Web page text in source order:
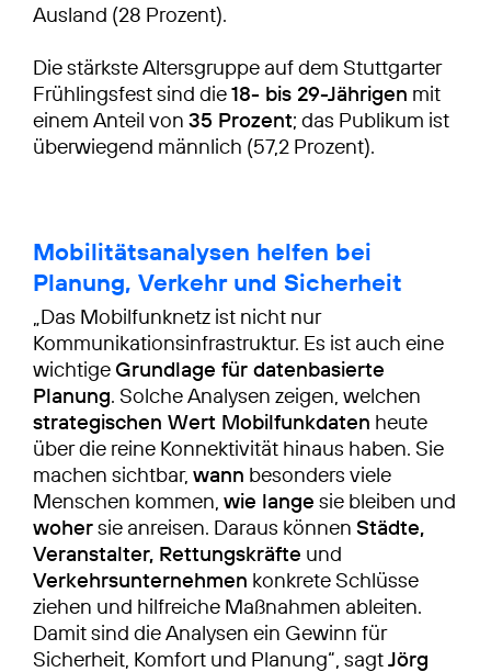
Ausland (28 Prozent).
Die stärkste Altersgruppe auf dem Stuttgarter
Frühlingsfest sind die18- bis 29-Jährigen mit
einem Anteil von 35 Prozent; das Publikum ist
überwiegend männlich (57,2 Prozent).
Mobilitätsanalysen helfen bei
Planung, Verkehr und Sicherheit
„Das Mobilfunknetz ist nicht nur
Kommunikationsinfrastruktur. Es ist auch eine
wichtige Grundlage für datenbasierte
Planung. Solche Analysen zeigen, welchen
strategischen Wert Mobilfunkdaten heute
über die reine Konnektivität hinaus haben. Sie
machen sichtbar, wann besonders viele
Menschen kommen, wie lange sie bleiben und
wohersie anreisen. Daraus können Städte,
Veranstalter, Rettungskräfte und
Verkehrsunternehmen konkrete Schlüsse
ziehen und hilfreiche Maßnahmen ableiten.
Damit sind die Analysen ein Gewinn für
Sicherheit, Komfort und Planung“, sagtJörg